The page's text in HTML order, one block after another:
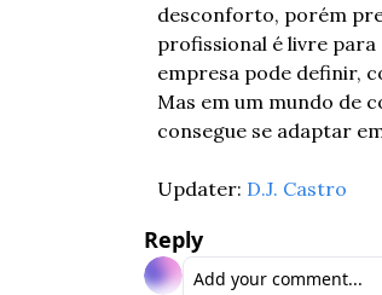
desconforto, porém
profissional é livre para
empresa pode definir,
Mas em um mundo de
consegue se adaptar
Updater: D.J. Castro
Reply